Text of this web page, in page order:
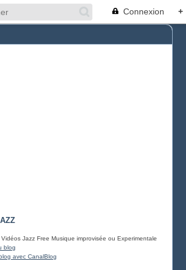
Connexion +
Jazz Free Musique improvisée ou Experimentale
blog
avec CanalBlog